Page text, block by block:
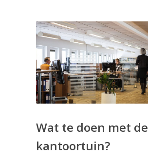
Wat te doen met de
kantoortuin?